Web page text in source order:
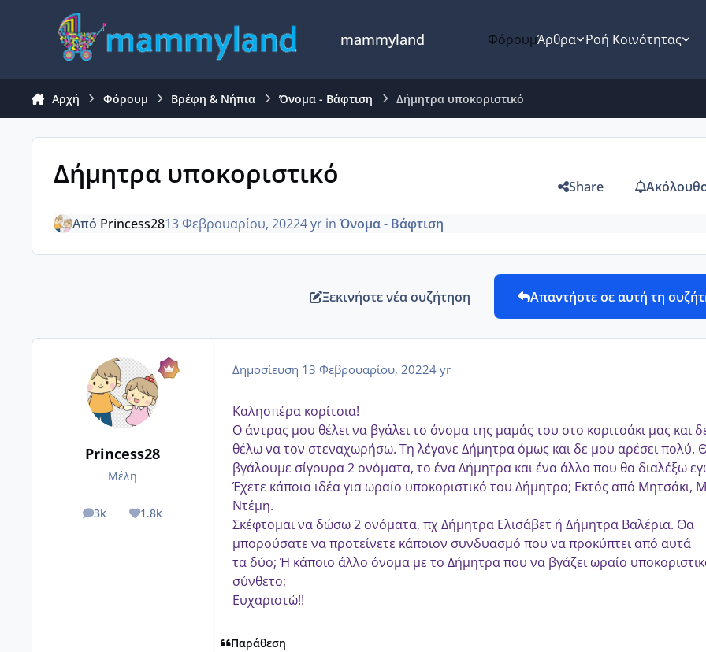
Μετάβαση σε περιεχόμενο
mammyland ΦόρουμΆρθρα Ροή Κοινότητας
Αρχή Φόρουμ Βρέφη & Νήπια Όνομα - Βάφτιση Δήμητρα υποκοριστικό
Δήμητρα υποκοριστικό Share
Από Princess2813 Φεβρουαρίου, 20224 yr inΌνομα - Βάφτιση
Ξεκινήστε νέα συζήτηση Απαντήστε σε αυτή τη
Princess28
Μέλη
3k
posts 1.8k
Reputation
Δημοσίευση 13 Φεβρουαρίου, 20224 yr
Καλησπέρα κορίτσια!
Ο άντρας μου θέλει να βγάλει το όνομα της μαμάς του στο κοριτσάκι μας και
θέλω να τον στεναχωρήσω. Τη λέγανε Δήμητρα όμως και δε μου αρέσει πολύ.
βγάλουμε σίγουρα 2 ονόματα, το ένα Δήμητρα και ένα άλλο που θα διαλέξω
Έχετε κάποια ιδέα για ωραίο υποκοριστικό του Δήμητρα; Εκτός από Μητσάκι,
Ντέμη.
Σκέφτομαι να δώσω 2 ονόματα, πχ Δήμητρα Ελισάβετ ή Δήμητρα Βαλέρια. Θα
μπορούσατε να προτείνετε κάποιον συνδυασμό που να προκύπτει από αυτά
τα δύο; Ή κάποιο άλλο όνομα με το Δήμητρα που να βγάζει ωραίο
σύνθετο;
Ευχαριστώ!!
Παράθεση